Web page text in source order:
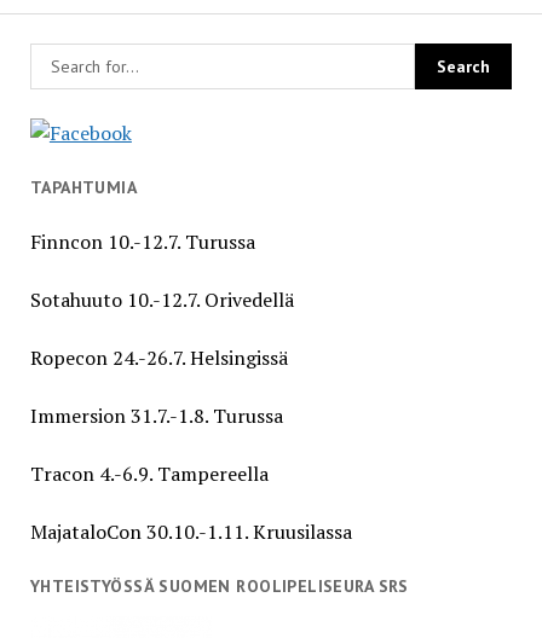
TAPAHTUMIA
Finncon 10.-12.7. Turussa
Sotahuuto 10.-12.7. Orivedellä
Ropecon 24.-26.7. Helsingissä
Immersion 31.7.-1.8. Turussa
Tracon 4.-6.9. Tampereella
MajataloCon 30.10.-1.11. Kruusilassa
YHTEISTYÖSSÄ SUOMEN ROOLIPELISEURA SRS